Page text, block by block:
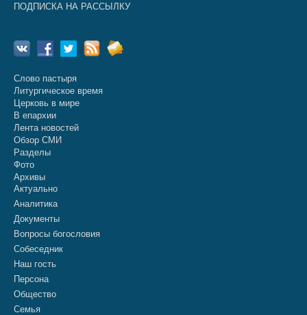
ПОДПИСКА НА РАССЫЛКУ
Слово пастыря
Литургическое время
Церковь в мире
В епархии
Лента новостей
Обзор СМИ
Разделы
Фото
Архивы
Актуально
Аналитика
Документы
Вопросы богословия
Собеседник
Наш гость
Персона
Общество
Семья